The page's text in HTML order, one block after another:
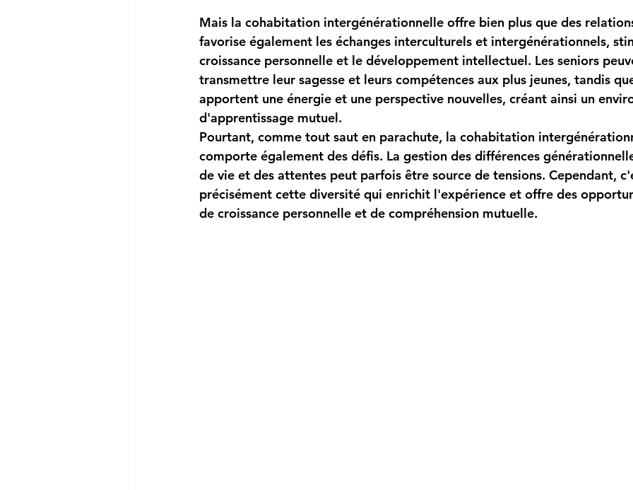
Mais la cohabitation intergénérationnelle offre bien plus que des
favorise également les échanges interculturels et intergénérationnels,
croissance personnelle et le développement intellectuel. Les seniors
transmettre leur sagesse et leurs compétences aux plus jeunes, tandis
apportent une énergie et une perspective nouvelles, créant ainsi un
d'apprentissage mutuel.
Pourtant, comme tout saut en parachute, la cohabitation
comporte également des défis. La gestion des différences
de vie et des attentes peut parfois être source de tensions. Cependant,
précisément cette diversité qui enrichit l'expérience et offre des
de croissance personnelle et de compréhension mutuelle.